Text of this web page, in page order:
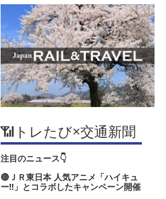
📶トレたび×交通新聞
注目のニュース👇
🔴ＪＲ東日本 人気アニメ「ハイキュ
ー‼」とコラボしたキャンペーン開催